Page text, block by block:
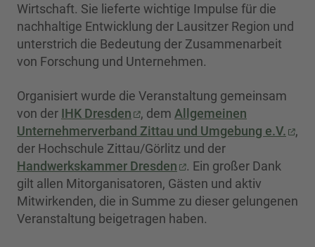
Wirtschaft. Sie lieferte wichtige Impulse für die
nachhaltige Entwicklung der Lausitzer Region und
unterstrich die Bedeutung der Zusammenarbeit
von Forschung und Unternehmen.
Organisiert wurde die Veranstaltung gemeinsam
von der IHK Dresden , dem Allgemeinen
Unternehmerverband Zittau und Umgebung e.V.
,
der Hochschule Zittau/Görlitz und der
Handwerkskammer Dresden
. Ein großer Dank
gilt allen Mitorganisatoren, Gästen und aktiv
Mitwirkenden, die in Summe zu dieser gelungenen
Veranstaltung beigetragen haben.